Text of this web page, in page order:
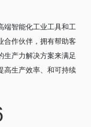
端智能化工业工具和工
合作伙伴，拥有帮助客
生产力解决方案来满足
高生产效率、和可持续